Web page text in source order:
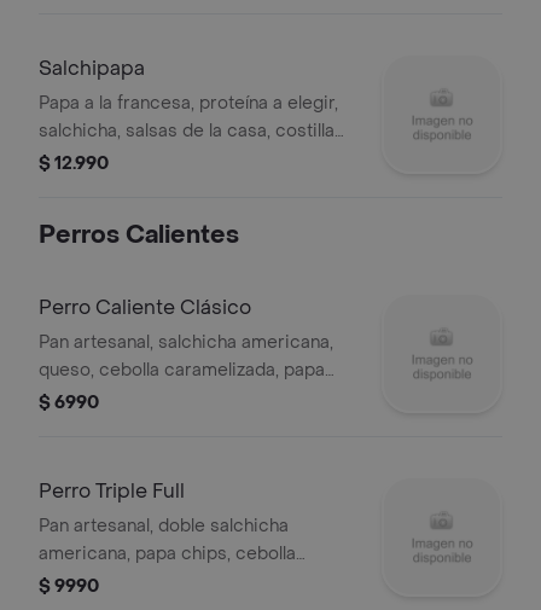
Salchipapa
Papa a la francesa, proteína a elegir,
salchicha, salsas de la casa, costilla
ahumada, chorizo, maíz y queso.
$ 12.990
Perros Calientes
Perro Caliente Clásico
Pan artesanal, salchicha americana,
queso, cebolla caramelizada, papa
chips y salsas de la casa.
$ 6990
Perro Triple Full
Pan artesanal, doble salchicha
americana, papa chips, cebolla
caramelizada, carne desmechada,
$ 9990